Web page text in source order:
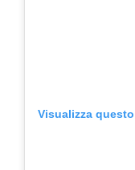
Visualizza